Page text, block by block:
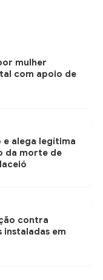
mulher
com apoio de
e alega legítima
da morte de
contra
instaladas em